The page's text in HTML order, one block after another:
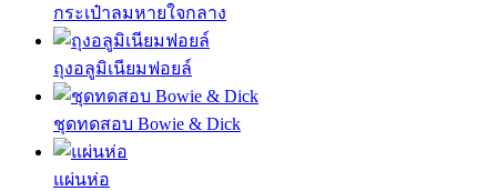
กระเป๋าลมหายใจกลาง
ถุงอลูมิเนียมฟอยล์
ชุดทดสอบ Bowie & Dick
แผ่นห่อ